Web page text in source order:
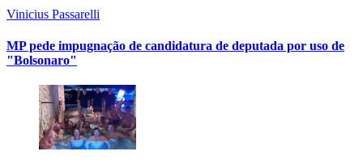
Vinicius Passarelli
MP pede impugnação de candidatura de deputada por uso de
"Bolsonaro"